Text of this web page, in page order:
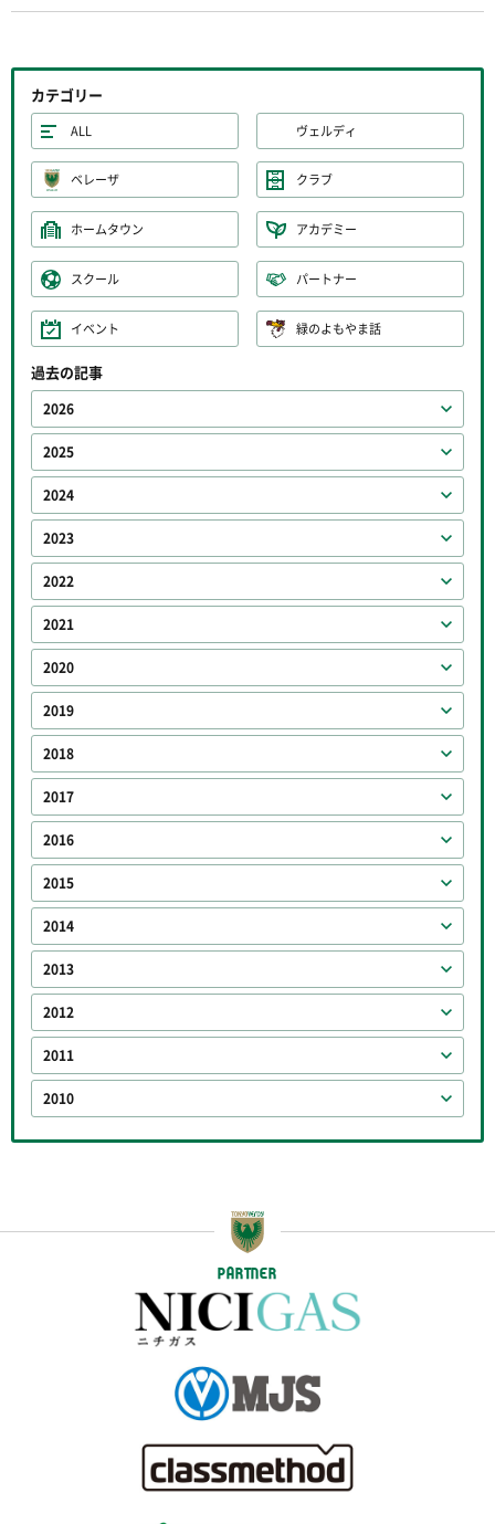
カテゴリー
ALL ヴェルディ
ベレーザ クラブ
ホームタウン アカデミー
スクール パートナー
イベント 緑のよもやま話
過去の記事
2026
2025
2024
2023
2022
2021
2020
2019
2018
2017
2016
2015
2014
2013
2012
2011
2010
PARTNER